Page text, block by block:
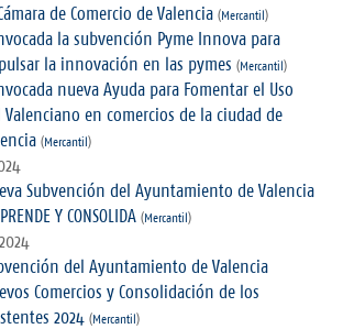
de Comercio de Valencia (Mercantil)
la subvención Pyme Innova para
la innovación en las pymes (Mercantil)
nueva Ayuda para Fomentar el Uso
Valenciano en comercios de la ciudad de
(Mercantil)
Subvención del Ayuntamiento de Valencia
Y CONSOLIDA (Mercantil)
del Ayuntamiento de Valencia
Comercios y Consolidación de los
2024 (Mercantil)